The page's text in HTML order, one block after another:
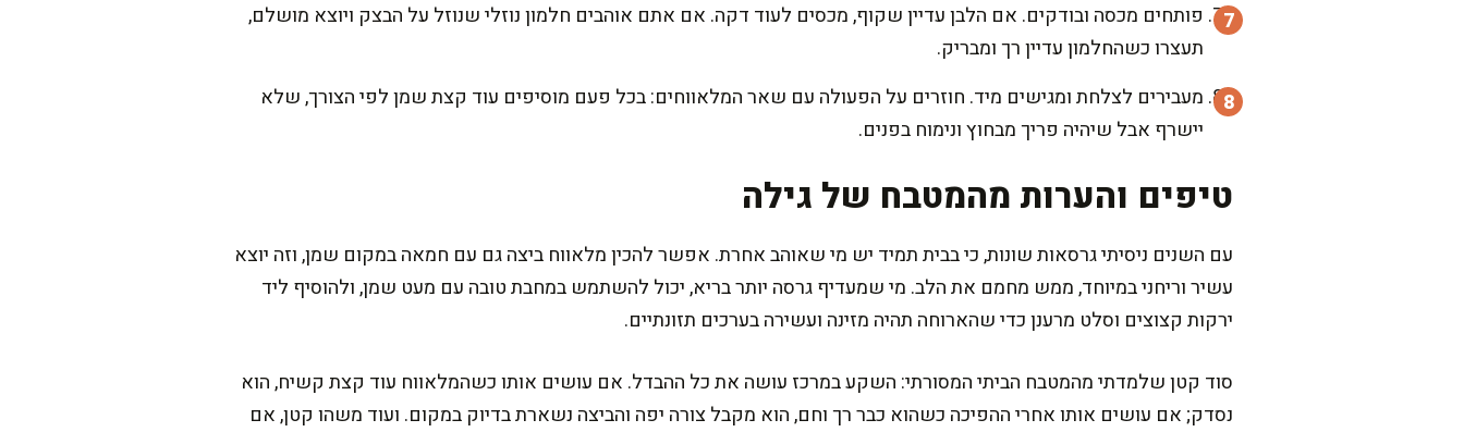
פותחים מכסה ובודקים. אם הלבן עדיין שקוף, מכסים לעוד דקה. אם אתם אוהבים חלמון נוזלי שנוזל על הבצק ויוצא מושלם,
תעצרו כשהחלמון עדיין רך ומבריק.
מעבירים לצלחת ומגישים מיד. חוזרים על הפעולה עם שאר המלאווחים: בכל פעם מוסיפים עוד קצת שמן לפי הצורך, שלא
יישרף אבל שיהיה פריך מבחוץ ונימוח בפנים.
טיפים והערות מהמטבח של גילה
עם השנים ניסיתי גרסאות שונות, כי בבית תמיד יש מי שאוהב אחרת. אפשר להכין מלאווח ביצה גם עם חמאה במקום שמן, וזה יוצא
עשיר וריחני במיוחד, ממש מחמם את הלב. מי שמעדיף גרסה יותר בריא, יכול להשתמש במחבת טובה עם מעט שמן, ולהוסיף ליד
ירקות קצוצים וסלט מרענן כדי שהארוחה תהיה מזינה ועשירה בערכים תזונתיים.
סוד קטן שלמדתי מהמטבח הביתי המסורתי: השקע במרכז עושה את כל ההבדל. אם עושים אותו כשהמלאווח עוד קצת קשיח, הוא
נסדק; אם עושים אותו אחרי ההפיכה כשהוא כבר רך וחם, הוא מקבל צורה יפה והביצה נשארת בדיוק במקום. ועוד משהו קטן, אם